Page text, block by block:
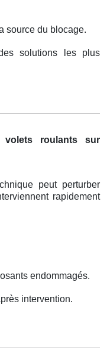
source du blocage.
solutions les plus
roulants sur
peut perturber
rapidement
endommagés.
intervention.